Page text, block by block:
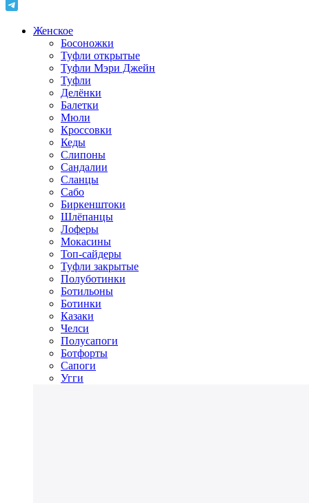
Женское
Босоножки
Туфли открытые
Туфли Мэри Джейн
Туфли
Делёнки
Балетки
Мюли
Кроссовки
Кеды
Слипоны
Сандалии
Сланцы
Сабо
Биркенштоки
Шлёпанцы
Лоферы
Мокасины
Топ-сайдеры
Туфли закрытые
Полуботинки
Ботильоны
Ботинки
Казаки
Челси
Полусапоги
Ботфорты
Сапоги
Угги